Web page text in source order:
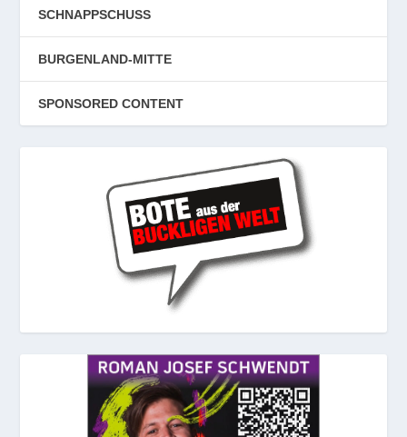
SCHNAPPSCHUSS
BURGENLAND-MITTE
SPONSORED CONTENT